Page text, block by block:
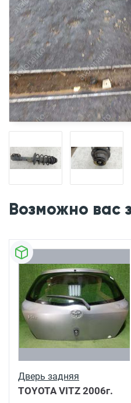
Возможно вас
Дверь задняя
TOYOTA VITZ 2006г.